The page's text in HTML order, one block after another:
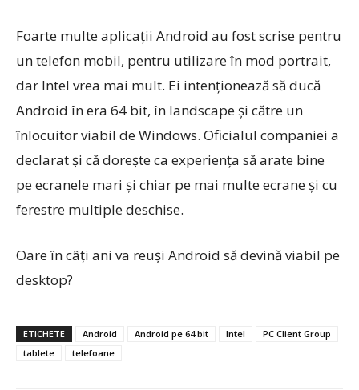
Foarte multe aplicaţii Android au fost scrise pentru
un telefon mobil, pentru utilizare în mod portrait,
dar Intel vrea mai mult. Ei intenţionează să ducă
Android în era 64 bit, în landscape şi către un
înlocuitor viabil de Windows. Oficialul companiei a
declarat şi că doreşte ca experienţa să arate bine
pe ecranele mari şi chiar pe mai multe ecrane şi cu
ferestre multiple deschise.
Oare în câţi ani va reuşi Android să devină viabil pe
desktop?
ETICHETE Android Android pe 64 bit Intel
PC Client Group
tablete
telefoane